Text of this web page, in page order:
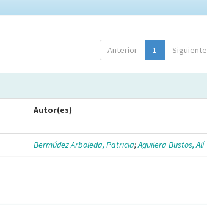
Anterior 1 Siguiente
Autor(es)
Bermúdez Arboleda, Patricia;Aguilera Bustos, Alí